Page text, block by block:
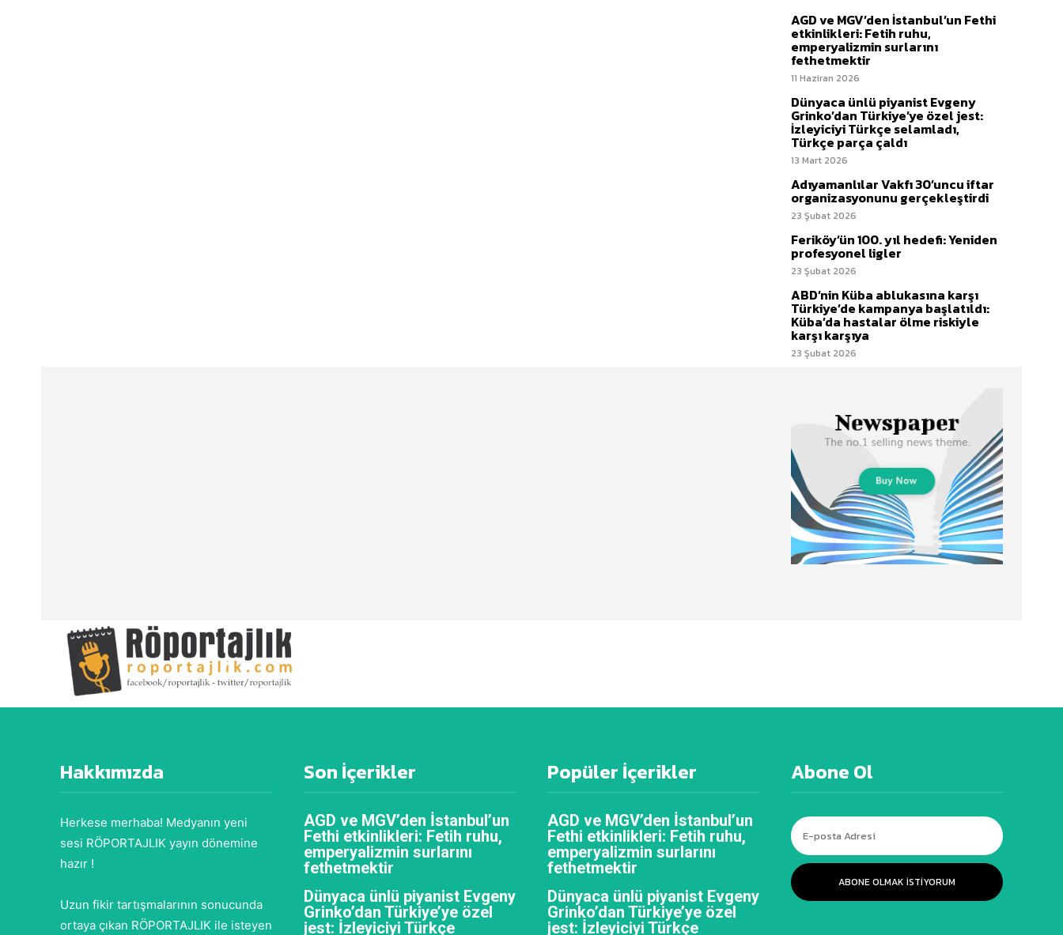
AGD ve MGV’den İstanbul’un Fethi
etkinlikleri: Fetih ruhu,
emperyalizmin surlarını
fethetmektir
11 Haziran 2026
Dünyaca ünlü piyanist Evgeny
Grinko’dan Türkiye’ye özel jest:
İzleyiciyi Türkçe selamladı,
Türkçe parça çaldı
13 Mart 2026
Adıyamanlılar Vakfı 30’uncu iftar
organizasyonunu gerçekleştirdi
23 Şubat 2026
Feriköy’ün 100. yıl hedefi: Yeniden
profesyonel ligler
23 Şubat 2026
ABD’nin Küba ablukasına karşı
Türkiye’de kampanya başlatıldı:
Küba’da hastalar ölme riskiyle
karşı karşıya
23 Şubat 2026
Hakkımızda
Herkese merhaba! Medyanın yeni
sesi RÖPORTAJLIK yayın dönemine
hazır !
Uzun fikir tartışmalarının sonucunda
ortaya çıkan RÖPORTAJLIK ile isteyen
Son İçerikler
AGD ve MGV’den İstanbul’un
Fethi etkinlikleri: Fetih ruhu,
emperyalizmin surlarını
fethetmektir
Dünyaca ünlü piyanist Evgeny
Grinko’dan Türkiye’ye özel
jest: İzleyiciyi Türkçe
Popüler İçerikler
AGD ve MGV’den İstanbul’un
Fethi etkinlikleri: Fetih ruhu,
emperyalizmin surlarını
fethetmektir
Dünyaca ünlü piyanist Evgeny
Grinko’dan Türkiye’ye özel
jest: İzleyiciyi Türkçe
Abone Ol
ABONE OLMAK ISTIYORUM